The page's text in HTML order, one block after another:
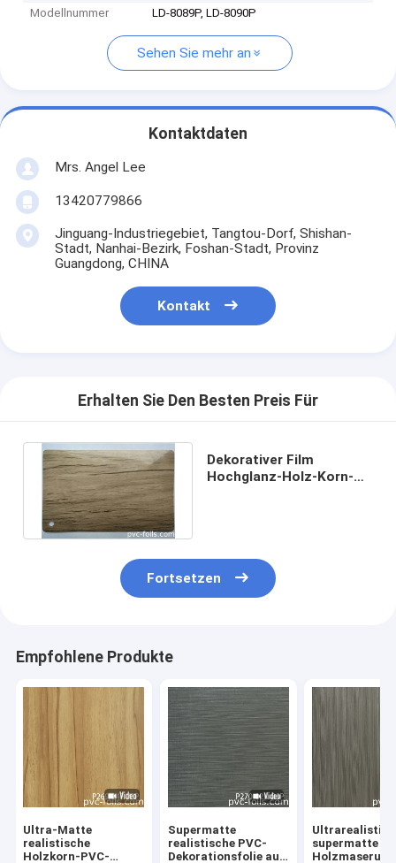
Modellnummer
LD-8089P, LD-8090P
Sehen Sie mehr an
Kontaktdaten
Mrs. Angel Lee
13420779866
Jinguang-Industriegebiet, Tangtou-Dorf, Shishan-
Stadt, Nanhai-Bezirk, Foshan-Stadt, Provinz
Guangdong, CHINA
Kontakt
Erhalten Sie Den Besten Preis Für
Dekorativer Film
Hochglanz-Holz-Korn-
Fortsetzen
Empfohlene Produkte
Ultra-Matte
realistische
Holzkorn-PVC-
Supermatte
realistische PVC-
Dekorationsfolie aus
supermatte